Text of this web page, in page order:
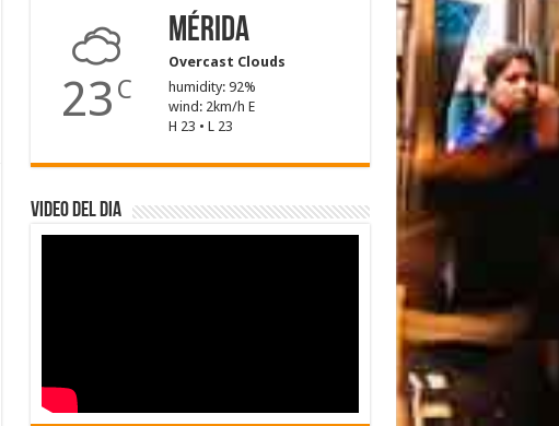
23 C
Mérida
Overcast Clouds
humidity: 92%
wind: 2km/h E
H 23 • L 23
Video del dia